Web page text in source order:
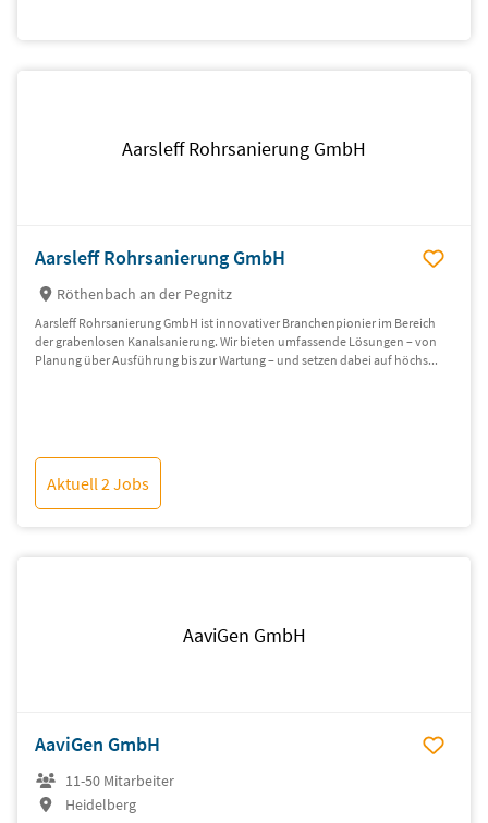
Aarsleff Rohrsanierung GmbH
Aarsleff Rohrsanierung GmbH
Röthenbach an der Pegnitz
Aarsleff Rohrsanierung GmbH ist innovativer Branchenpionier im Bereich
der grabenlosen Kanalsanierung. Wir bieten umfassende Lösungen – von
Planung über Ausführung bis zur Wartung – und setzen dabei auf höchs...
Aktuell 2 Jobs
AaviGen GmbH
AaviGen GmbH
11-50 Mitarbeiter
Heidelberg